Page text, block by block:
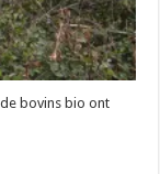
bovins bio ont